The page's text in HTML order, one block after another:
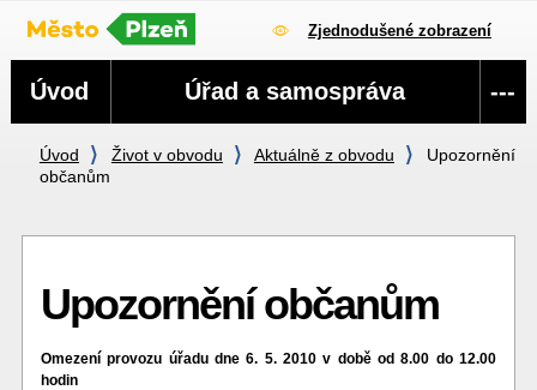
Zjednodušené zobrazení
Úvod Život v obvodu Aktuálně z obvodu
Upozornění
občanům
Upozornění občanům
Omezení provozu úřadu dne 6. 5. 2010 v době od 8.00 do 12.00
hodin
Navigace
Úvod Úřad a samospráva ---